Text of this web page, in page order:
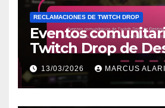
RECLAMACIONES DE TWITCH DROP
Eventos
Twitch Drop de
Transmisiones
Reclamación de
bonificaciones,
13/03/2026 MARCUS